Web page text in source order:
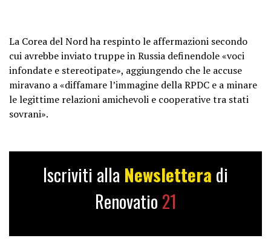
La Corea del Nord ha respinto le affermazioni secondo
cui avrebbe inviato truppe in Russia definendole «voci
infondate e stereotipate», aggiungendo che le accuse
miravano a «diffamare l’immagine della RPDC e a minare
le legittime relazioni amichevoli e cooperative tra stati
sovrani».
Iscriviti alla Newslettera di
Renovatio 21